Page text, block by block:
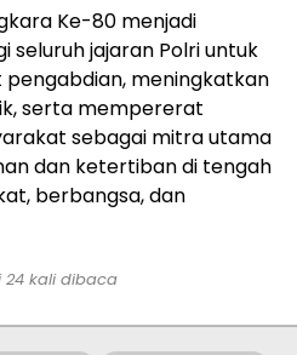
Ke-80 menjadi
jajaran Polri untuk
meningkatkan
serta mempererat
sebagai mitra utama
dan ketertiban di tengah
berbangsa, dan
24 kali dibaca